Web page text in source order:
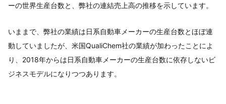
ーの世界生産台数と、弊社の連結売上高の推移を示しています。
いままで、弊社の業績は日系自動車メーカーの生産台数とほぼ連
動していましたが、米国QualiChem社の業績が加わったことによ
り、2018年からは日系自動車メーカーの生産台数に依存しないビ
ジネスモデルになりつつあります。